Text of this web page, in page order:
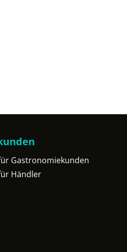
Gastronomiekunden
Händler